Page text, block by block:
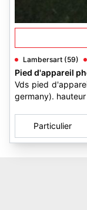
Lambersart (59)
Pied d'appareil
Vds pied
germany).
Particulier